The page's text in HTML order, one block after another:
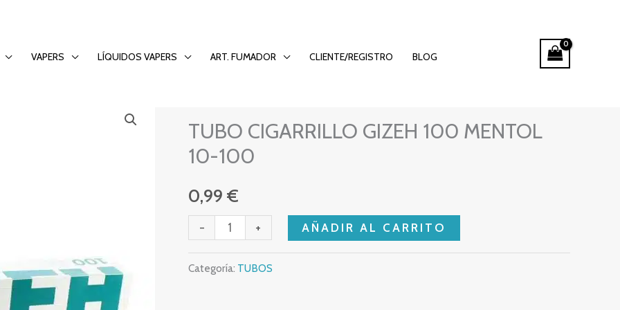
VAPERS LÍQUIDOS VAPERS ART. FUMADOR CLIENTE/REGISTRO BLOG
MENTOL 10-100
TUBO CIGARRILLO GIZEH 100 MENTOL
10-100
0,99 €
-
CIGARRILLO
GIZEH
MENTOL
10-
cantidad
+ AÑADIR AL CARRITO
Categoría: TUBOS